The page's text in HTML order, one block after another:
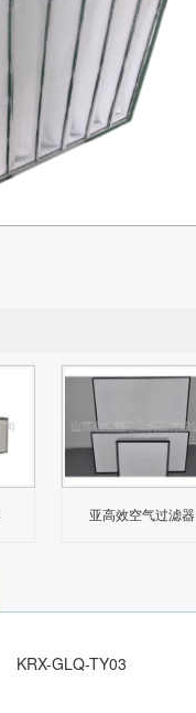
亚高效空气过滤器
KRX-GLQ-TY03